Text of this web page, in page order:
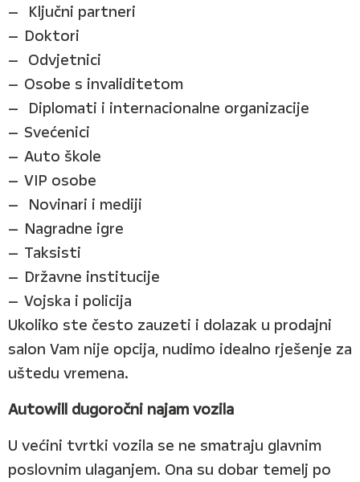
Ključni partneri
Doktori
Odvjetnici
Osobe s invaliditetom
Diplomati i internacionalne organizacije
Svećenici
Auto škole
VIP osobe
Novinari i mediji
Nagradne igre
Taksisti
Državne institucije
Vojska i policija
Ukoliko ste često zauzeti i dolazak u prodajni
salon Vam nije opcija, nudimo idealno rješenje za
uštedu vremena.
Autowill dugoročni najam vozila
U većini tvrtki vozila se ne smatraju glavnim
poslovnim ulaganjem. Ona su dobar temelj po